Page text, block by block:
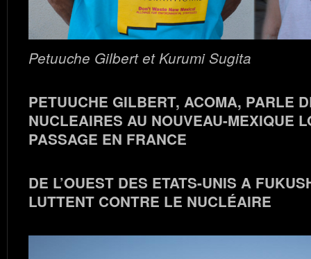
Petuuche Gilbert et Kurumi Sugita
PETUUCHE GILBERT, ACOMA, PARLE
NUCLEAIRES AU NOUVEAU-MEXIQUE
PASSAGE EN FRANCE
DE L’OUEST DES ETATS-UNIS A
LUTTENT CONTRE LE NUCLÉAIRE